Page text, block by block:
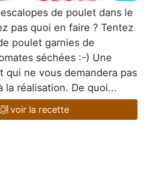
de poulet dans le
pas quoi en faire ? Tentez
poulet garnies de
séchées :-) Une
qui ne vous demandera pas
la réalisation. De quoi...
voir la recette